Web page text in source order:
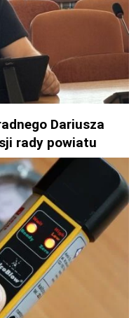
Dariusza
rady powiatu